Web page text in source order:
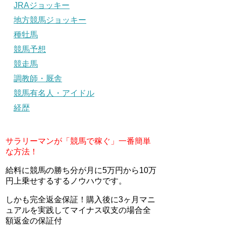
JRAジョッキー
地方競馬ジョッキー
種牡馬
競馬予想
競走馬
調教師・厩舎
競馬有名人・アイドル
経歴
サラリーマンが「競馬で稼ぐ」一番簡単
な方法！
給料に競馬の勝ち分が月に5万円から10万
円上乗せするするノウハウです。
しかも完全返金保証！購入後に3ヶ月マニ
ュアルを実践してマイナス収支の場合全
額返金の保証付